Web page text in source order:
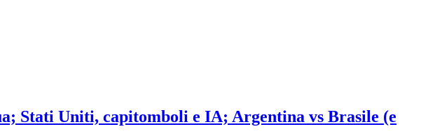
Stati Uniti, capitomboli e IA; Argentina vs Brasile (e